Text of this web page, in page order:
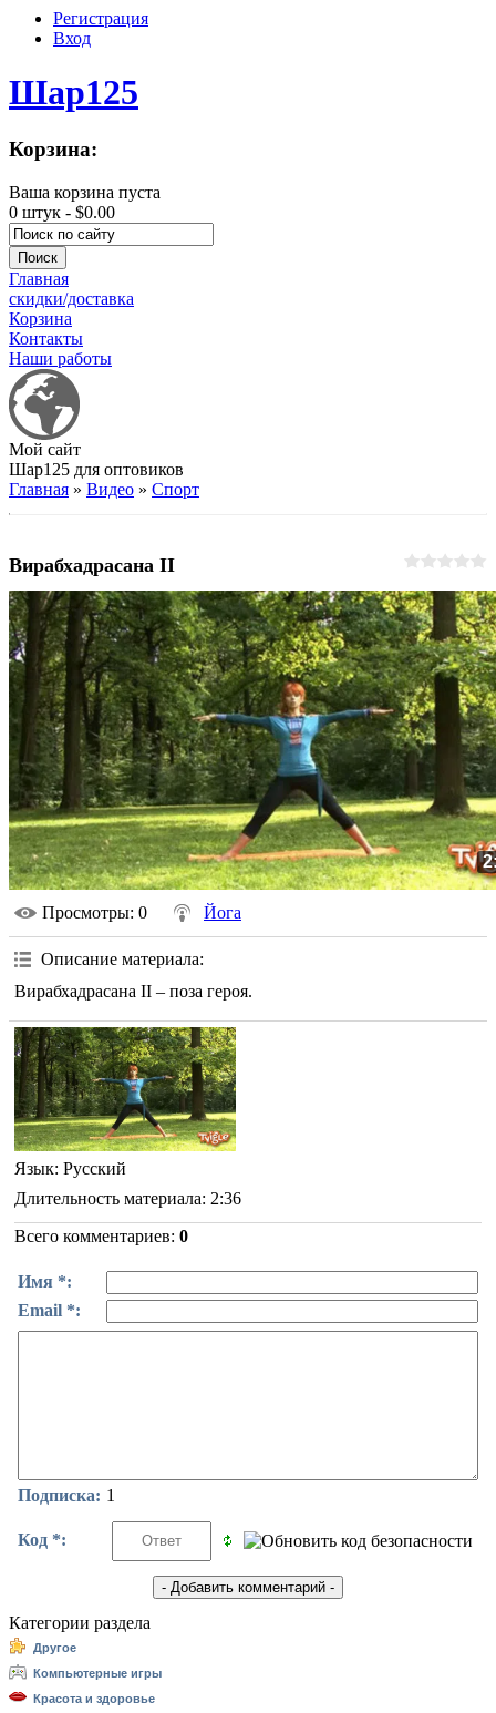
Регистрация
Вход
Шар125
Корзина:
Ваша корзина пуста
0 штук - $0.00
Главная
скидки/доставка
Корзина
Контакты
Наши работы
Мой сайт
Шар125 для оптовиков
Главная » Видео » Спорт
Вирабхадрасана II
Просмотры: 0 Йога
Описание материала:
Вирабхадрасана II – поза героя.
Язык: Русский
Длительность материала: 2:36
Всего комментариев: 0
Имя *:
Email *:
Подписка: 1
Код *:
Категории раздела
Другое
Компьютерные игры
Красота и здоровье